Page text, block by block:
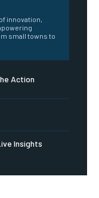
innovation,
small towns to
Action
Insights